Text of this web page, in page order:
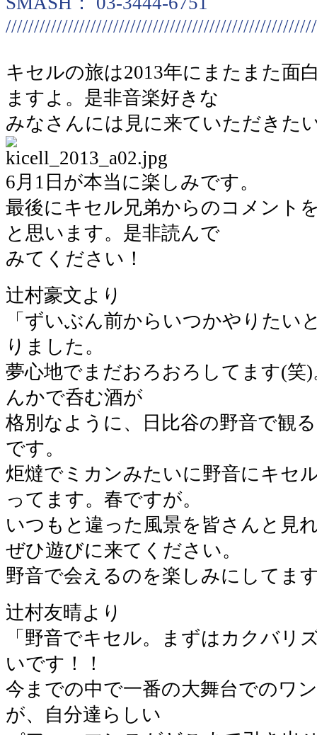
キセルの旅は2013年にまたまた面
ますよ。是非音楽好きな
みなさんには見に来ていただきた
6月1日が本当に楽しみです。
最後にキセル兄弟からのコメント
と思います。是非読んで
みてください！
辻村豪文より
「ずいぶん前からいつかやりたい
りました。
夢心地でまだおろおろしてます(笑
んかで呑む酒が
格別なように、日比谷の野音で観
です。
炬燵でミカンみたいに野音にキセ
ってます。春ですが。
いつもと違った風景を皆さんと見
ぜひ遊びに来てください。
野音で会えるのを楽しみにしてま
辻村友晴より
「野音でキセル。まずはカクバリ
いです！！
今までの中で一番の大舞台でのワ
が、自分達らしい